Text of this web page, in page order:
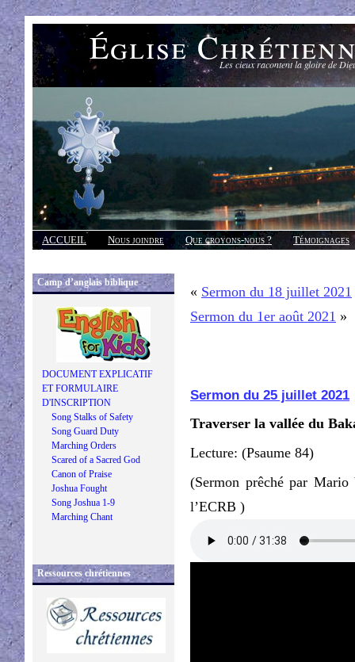
Église Les cieux racontent la gloire de
ACCUEIL Nous joindre Que croyons-nous ?
Témoignages
Réponses
Camp d’anglais biblique
DOCUMENT EXPLICATIF
ET FORMULAIRE
D'INSCRIPTION
Song Stalks of Safety
Song Guard Duty
Marching Orders
Scared of a Sacred God
Canon of Praise
Joshua Fought
Song Joshua 1-9
Marching Chant
Ressources chrétiennes
« Sermon du 18 juillet 2021
Sermon du 1er août 2021 »
Sermon du 25 juillet 2021
Traverser la vallée du
Lecture: (Psaume 84)
(Sermon prêché par
l’ECRB )